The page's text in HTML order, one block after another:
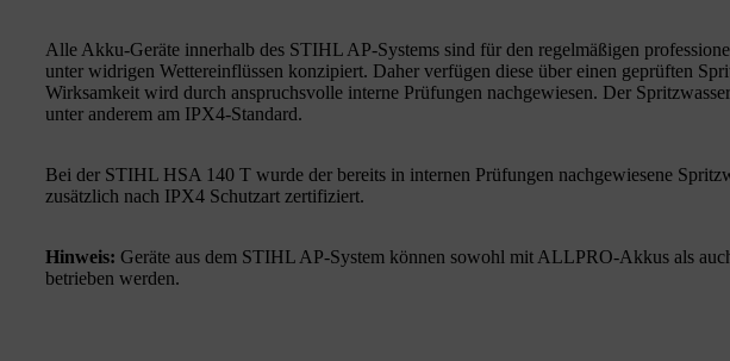
Alle Akku-Geräte innerhalb des STIHL AP-Systems sind für den regelmäßigen
unter widrigen Wettereinflüssen konzipiert. Daher verfügen diese über einen geprüften
Wirksamkeit wird durch anspruchsvolle interne Prüfungen nachgewiesen. Der
unter anderem am IPX4-Standard.
Bei der STIHL HSA 140 T wurde der bereits in internen Prüfungen nachgewiesene
zusätzlich nach IPX4 Schutzart zertifiziert.
Hinweis: Geräte aus dem STIHL AP-System können sowohl mit ALLPRO-Akkus als
betrieben werden.